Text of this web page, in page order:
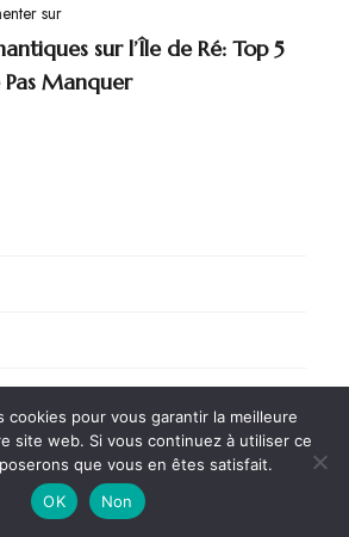
sur
sur l’Île de Ré: Top 5
Pas Manquer
cookies pour vous garantir la meilleure
site web. Si vous continuez à utiliser ce
que vous en êtes satisfait.
OK
Non